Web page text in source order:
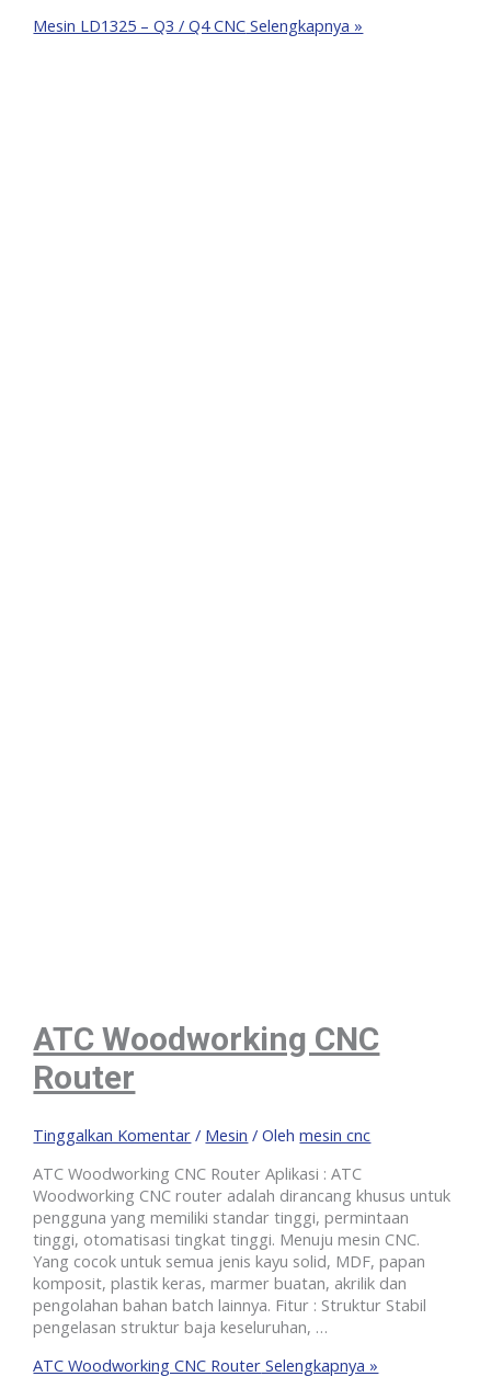
Mesin LD1325 – Q3 / Q4 CNC Selengkapnya »
ATC Woodworking CNC
Router
Tinggalkan Komentar / Mesin / Olehmesin cnc
ATC Woodworking CNC Router Aplikasi : ATC
Woodworking CNC router adalah dirancang khusus untuk
pengguna yang memiliki standar tinggi, permintaan
tinggi, otomatisasi tingkat tinggi. Menuju mesin CNC.
Yang cocok untuk semua jenis kayu solid, MDF, papan
komposit, plastik keras, marmer buatan, akrilik dan
pengolahan bahan batch lainnya. Fitur : Struktur Stabil
pengelasan struktur baja keseluruhan, …
ATC Woodworking CNC Router Selengkapnya »